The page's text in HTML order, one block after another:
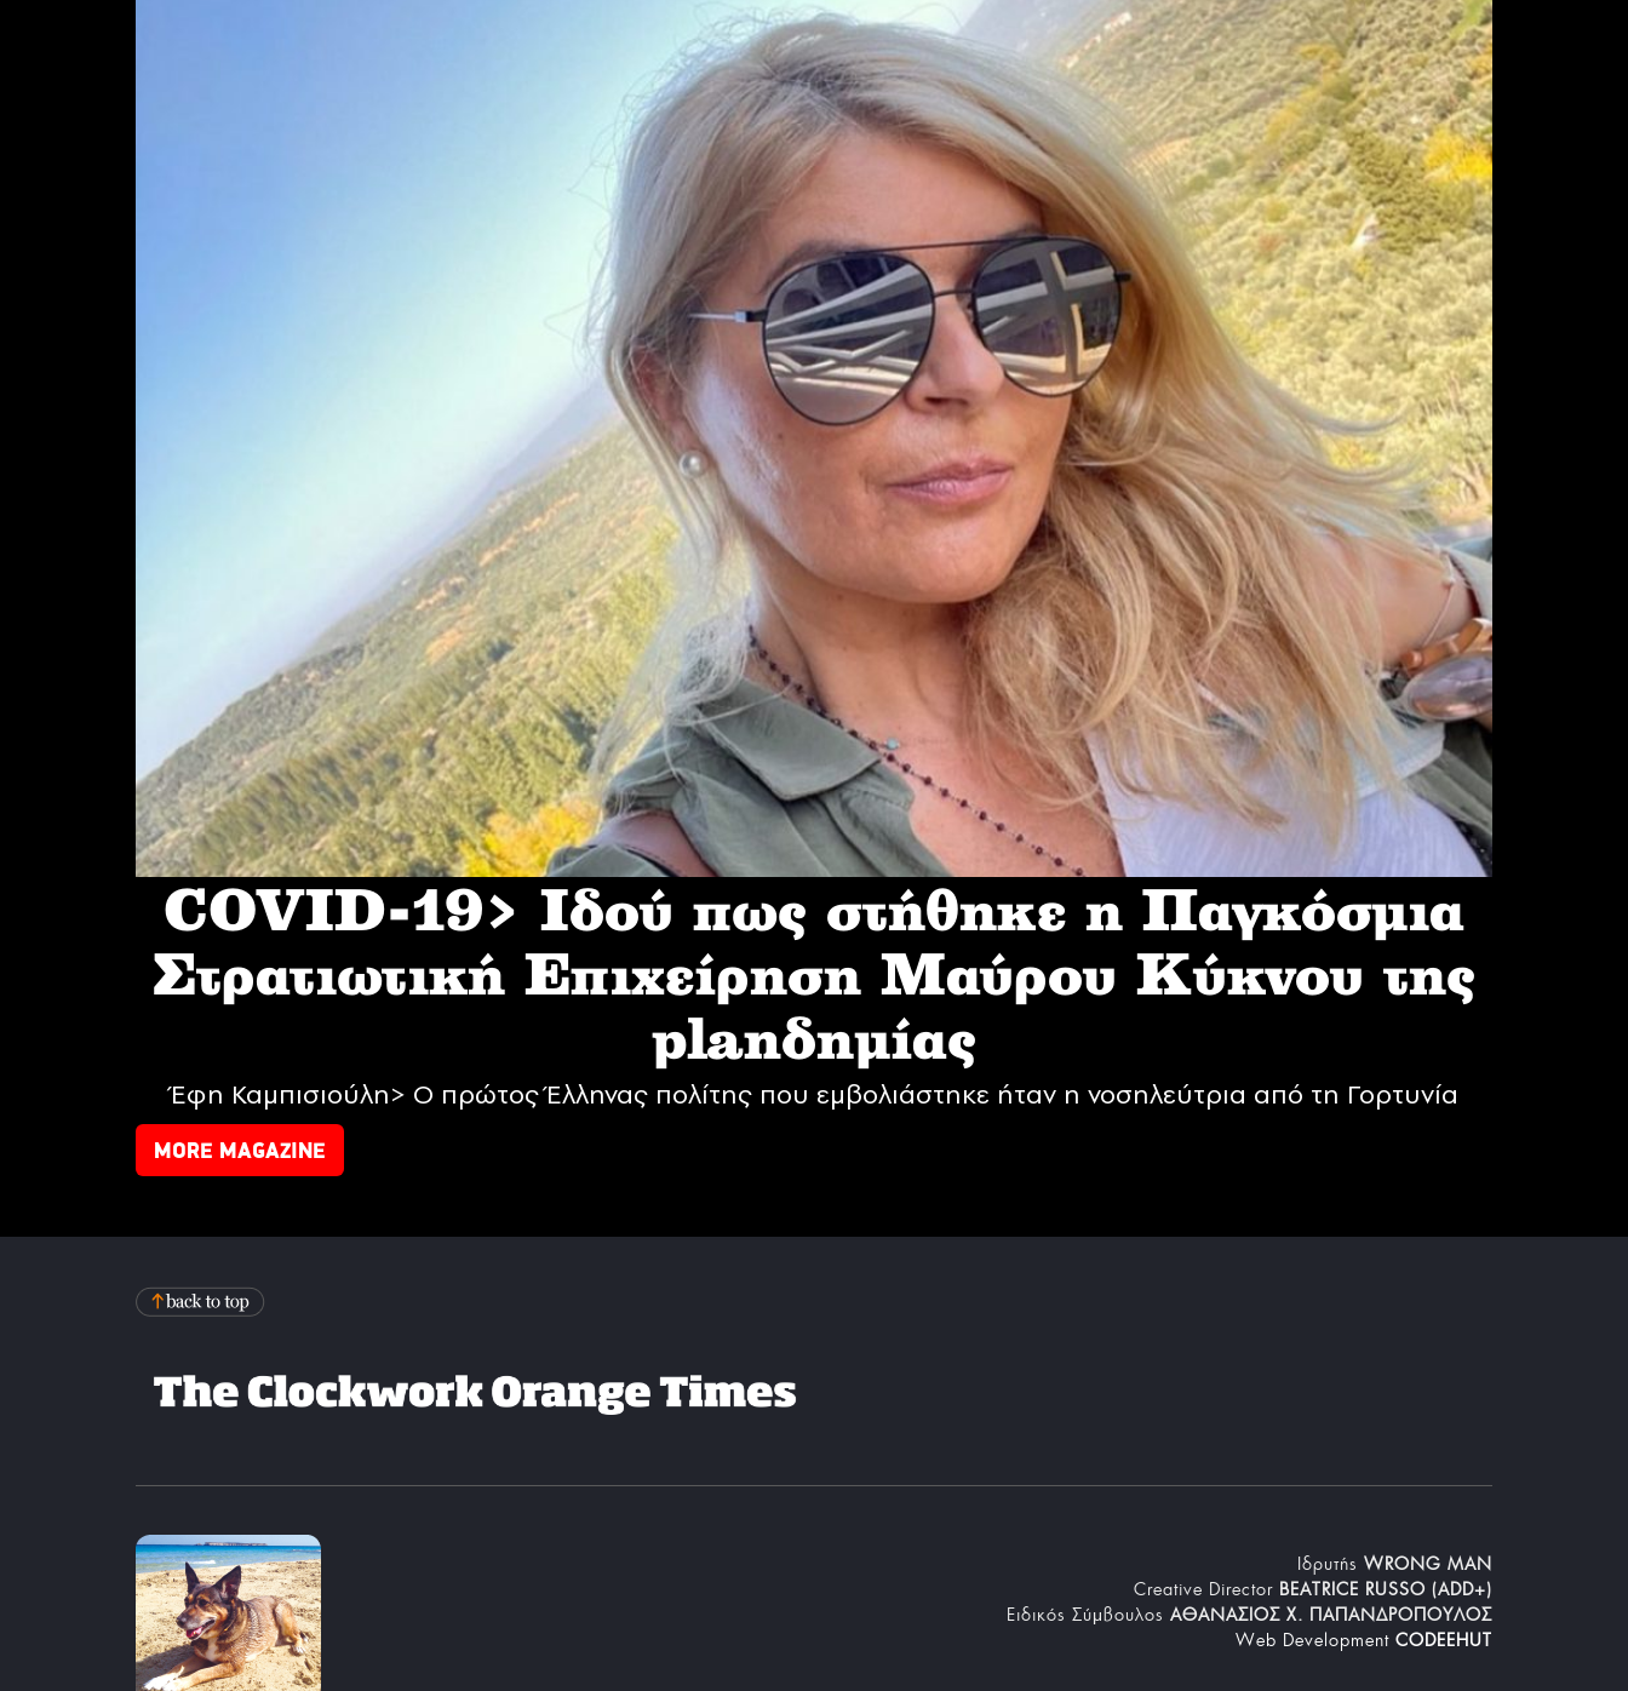
COVID-19> Iδού πως στήθηκε η Παγκόσμια
Στρατιωτική Επιχείρηση Mαύρου Κύκνου της
planδημίας
Έφη Καμπισιούλη> Ο πρώτος Έλληνας πολίτης που εμβολιάστηκε ήταν η νοσηλεύτρια από τη Γορτυνία
MORE MAGAZINE
Iδρυτής WRONG MAN
Creative Director BEATRICE RUSSO (ADD+)
Ειδικός Σύμβουλος ΑΘΑΝΑΣΙΟΣ Χ. ΠΑΠΑΝΔΡΟΠΟΥΛΟΣ
Web Development CODEEHUT